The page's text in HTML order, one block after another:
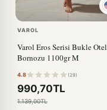
VAROL
Varol Eros Serisi Bukle Otel
Bornozu 1100gr M
4.8 (29)
990,70TL
1.139,00TL